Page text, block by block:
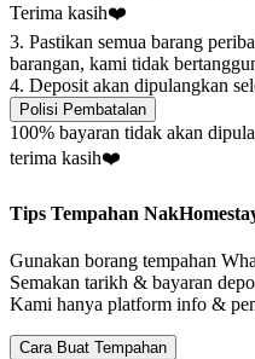
Terima kasih❤️
3. Pastikan semua barang
barangan, kami tidak
4. Deposit akan dipulangkan
Polisi Pembatalan
100% bayaran tidak akan
terima kasih❤️
Tips Tempahan
Gunakan borang tempahan
Semakan tarikh & bayaran
Kami hanya platform info &
Cara Buat Tempahan